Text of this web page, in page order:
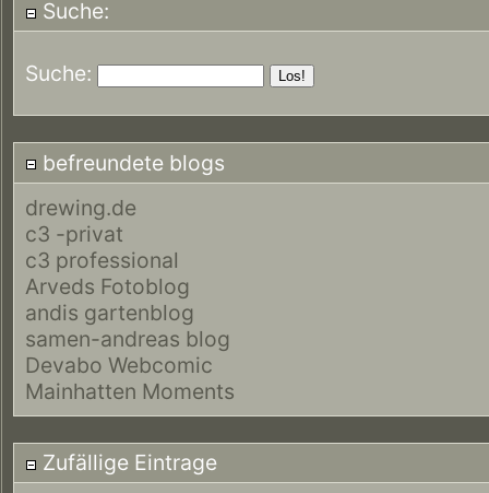
Suche:
Suche:
befreundete blogs
drewing.de
c3 -privat
c3 professional
Arveds Fotoblog
andis gartenblog
samen-andreas blog
Devabo Webcomic
Mainhatten Moments
Zufällige Eintrage